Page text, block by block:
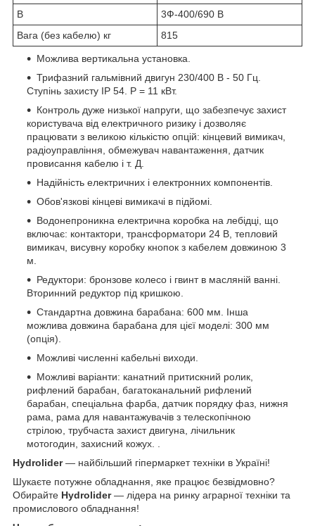
В
3Ф-400/690 В
Вага (без кабелю) кг
815
Можлива вертикальна установка.
Трифазний гальмівний двигун 230/400 В - 50 Гц.
Ступінь захисту IP 54. P = 11 кВт.
Контроль дуже низької напруги, що забезпечує захист
користувача від електричного ризику і дозволяє
працювати з великою кількістю опцій: кінцевий вимикач,
радіоуправління, обмежувач навантаження, датчик
провисання кабелю і т. Д.
Надійність електричних і електронних компонентів.
Обов'язкові кінцеві вимикачі в підйомі.
Водонепроникна електрична коробка на лебідці, що
включає: контактори, трансформатори 24 В, тепловий
вимикач, висувну коробку кнопок з кабелем довжиною 3
м.
Редуктори: бронзове колесо і гвинт в масляній ванні.
Вторинний редуктор під кришкою.
Стандартна довжина барабана: 600 мм. Інша
можлива довжина барабана для цієї моделі: 300 мм
(опція).
Можливі численні кабельні виходи.
Можливі варіанти: канатний притискний ролик,
рифлений барабан, багатоканальний рифлений
барабан, спеціальна фарба, датчик порядку фаз, нижня
рама, рама для навантажувачів з телескопічною
стрілою, трубчаста захист двигуна, лічильник
мотогодин, захисний кожух. .
Hydrolider— найбільший гіпермаркет техніки в Україні!
Шукаєте потужне обладнання, яке працює безвідмовно?
Обирайте Hydrolider— лідера на ринку аграрної техніки та
промислового обладнання!